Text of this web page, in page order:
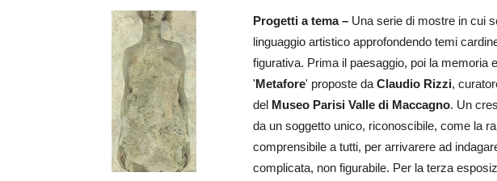
Progetti a tema – Una serie di mostre in cui
linguaggio artistico approfondendo temi
figurativa. Prima il paesaggio, poi la memoria
'Metafore' proposte da Claudio Rizzi,
del Museo Parisi Valle di Maccagno. Un
da un soggetto unico, riconoscibile, come la
comprensibile a tutti, per arrivarere ad
complicata, non figurabile. Per la terza